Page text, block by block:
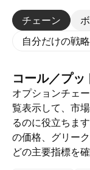
チェーン
自分だけの戦
コール／プッ
オプションチェ
覧表示して、市
るのに役立ちま
の価格、グリー
どの主要指標を